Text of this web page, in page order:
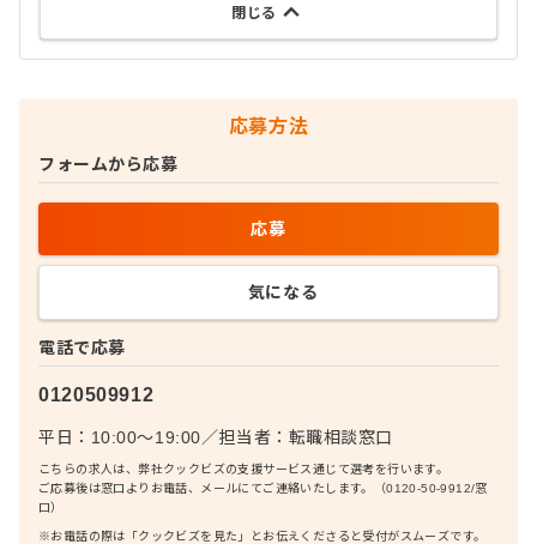
閉じる
応募方法
電話で応募
0120509912
平日：10:00〜19:00／担当者： 転職相談窓口
こちらの求人は、弊社クックビズの支援サービス通じて選考を行います。
ご応募後は窓口よりお電話、メールにてご連絡いたします。（0120-50-9912/窓
口）
※お電話の際は「クックビズを見た」とお伝えくださると受付がスムーズです。
フォームから応募
応募
気になる